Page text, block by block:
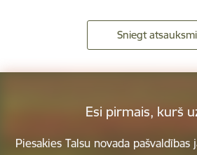
Sniegt atsauksmi
Esi pirmais, kurš
Piesakies Talsu novada pašvaldības